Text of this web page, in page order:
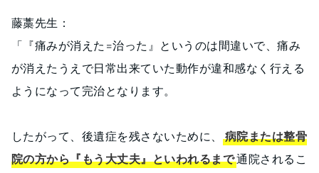
藤藁先生：
「『痛みが消えた=治った』というのは間違いで、痛み
が消えたうえで日常出来ていた動作が違和感なく行える
ようになって完治となります。
したがって、後遺症を残さないために、
病院または整骨
院の方から『もう大丈夫』といわれるまで通院されるこ